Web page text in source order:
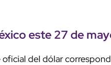
este 27 de
del dólar